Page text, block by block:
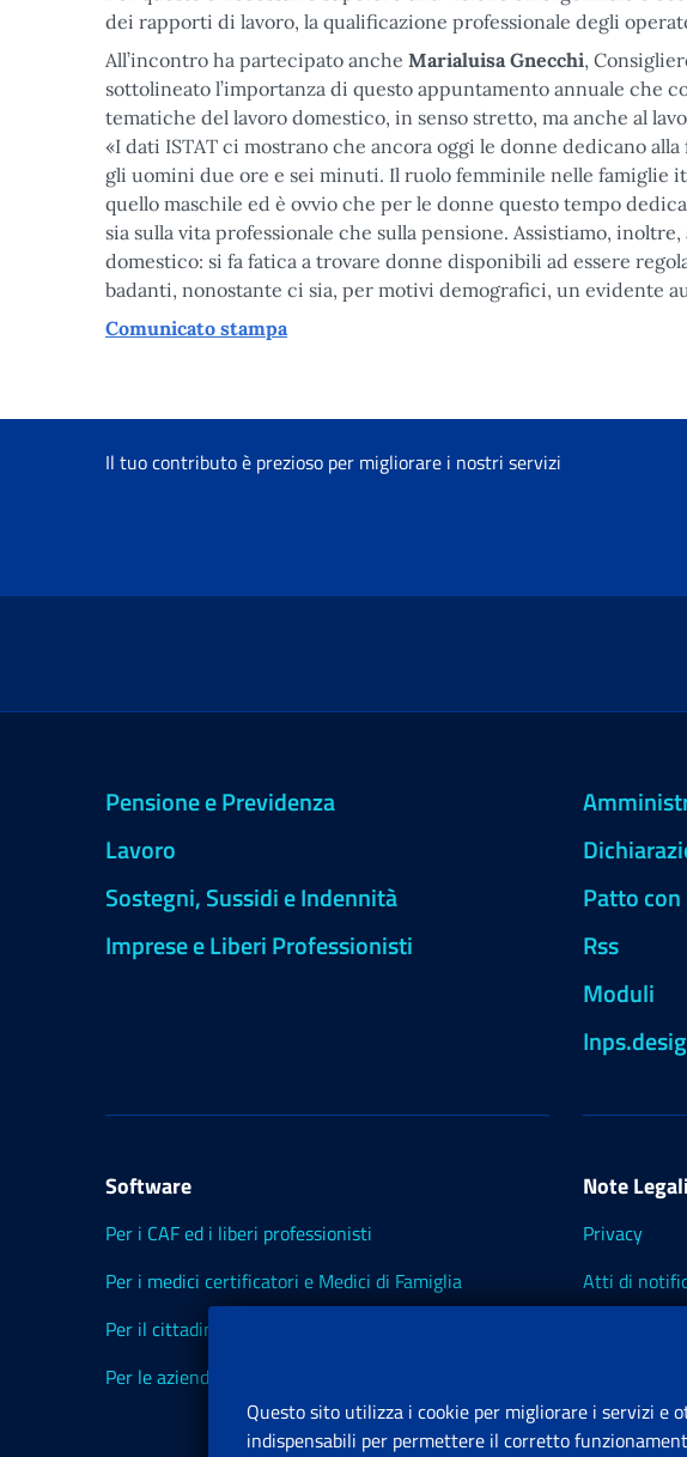
dei rapporti di lavoro, la qualificazione professionale degli
All’incontro ha partecipato anche Marialuisa Gnecchi,
sottolineato l’importanza di questo appuntamento annuale che
tematiche del lavoro domestico, in senso stretto, ma anche al
«I dati ISTAT ci mostrano che ancora oggi le donne dedicano
gli uomini due ore e sei minuti. Il ruolo femminile nelle famiglie
quello maschile ed è ovvio che per le donne questo tempo
sia sulla vita professionale che sulla pensione. Assistiamo,
domestico: si fa fatica a trovare donne disponibili ad essere
badanti, nonostante ci sia, per motivi demografici, un evidente
Comunicato stampa
Il tuo contributo è prezioso per migliorare i nostri servizi
Pensione e Previdenza
Lavoro
Sostegni, Sussidi e Indennità
Imprese e Liberi Professionisti
Patto
Rss
Moduli
Software
Per i CAF ed i liberi professionisti
Per i medici certificatori e Medici di Famiglia
Per il cittadino
Per le aziende ed i Consulenti
Note Legali
Privacy
Atti di
Questo sito utilizza i cookie per migliorare i servizi e
indispensabili per permettere il corretto